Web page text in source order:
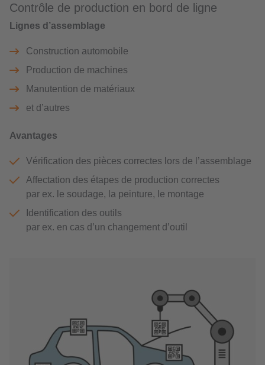
Contrôle de production en bord de ligne
Lignes d’assemblage
Construction automobile
Production de machines
Manutention de matériaux
et d’autres
Avantages
Vérification des pièces correctes lors de l’assemblage
Affectation des étapes de production correctes
par ex. le soudage, la peinture, le montage
Identification des outils
par ex. en cas d’un changement d’outil